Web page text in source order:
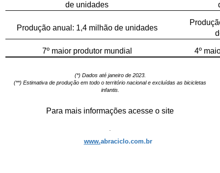
de unidades
Produção anual: 1,4 milhão de unidades
7º maior produtor mundial 4º
(*) Dados até janeiro de 2023.
(**) Estimativa de produção em todo o território nacional e excluídas as bicicletas
infantis.
Para mais informações acesse o site
www.abraciclo.com.br